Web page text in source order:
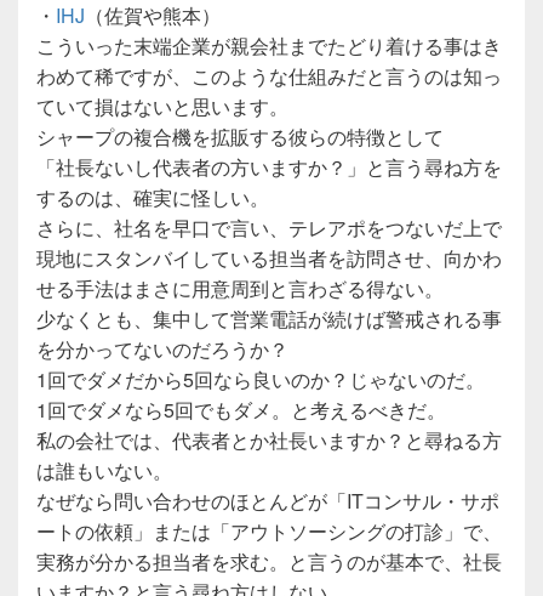
・ IHJ （佐賀や熊本）
こういった末端企業が親会社までたどり着ける事はき
わめて稀ですが、このような仕組みだと言うのは知っ
ていて損はないと思います。
シャープの複合機を拡販する彼らの特徴として
「社長ないし代表者の方いますか？」と言う尋ね方を
するのは、確実に怪しい。
さらに、社名を早口で言い、テレアポをつないだ上で
現地にスタンバイしている担当者を訪問させ、向かわ
せる手法はまさに用意周到と言わざる得ない。
少なくとも、集中して営業電話が続けば警戒される事
を分かってないのだろうか？
1回でダメだから5回なら良いのか？じゃないのだ。
1回でダメなら5回でもダメ。と考えるべきだ。
私の会社では、代表者とか社長いますか？と尋ねる方
は誰もいない。
なぜなら問い合わせのほとんどが「ITコンサル・サポ
ートの依頼」または「アウトソーシングの打診」で、
実務が分かる担当者を求む。と言うのが基本で、社長